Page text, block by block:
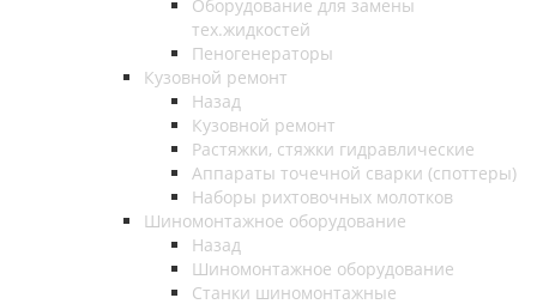
Оборудование для замены
тех.жидкостей
Пеногенераторы
Кузовной ремонт
Назад
Кузовной ремонт
Растяжки, стяжки гидравлические
Аппараты точечной сварки (споттеры)
Наборы рихтовочных молотков
Шиномонтажное оборудование
Назад
Шиномонтажное оборудование
Станки шиномонтажные